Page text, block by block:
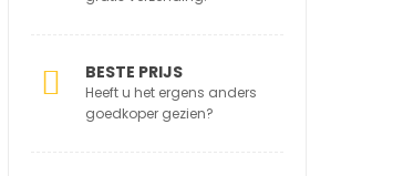
BESTE PRIJS
Heeft u het ergens anders
goedkoper gezien?